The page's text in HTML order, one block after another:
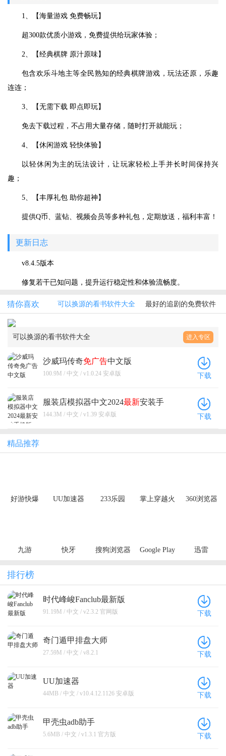
1、【海量游戏 免费畅玩】
超300款优质小游戏，免费提供给玩家体验；
2、【经典棋牌 原汁原味】
包含欢乐斗地主等全民熟知的经典棋牌游戏，玩法还原，乐趣
连连；
3、【无需下载 即点即玩】
免去下载过程，不占用大量存储，随时打开就能玩；
4、【休闲游戏 轻快体验】
以轻休闲为主的玩法设计，让玩家轻松上手并长时间保持兴
趣；
5、【丰厚礼包 助你超神】
提供Q币、蓝钻、视频会员等多种礼包，定期放送，福利丰富！
更新日志
v8.4.5版本
修复若干已知问题，提升运行稳定性和体验流畅度。
猜你喜欢 可以换源的看书软件大全 最好的追剧的免费软件
可以换源的看书软件大全 进入专区
沙威玛传奇免广告中文版
100.9M / 中文 / v1.0.24 安卓版 下载
服装店模拟器中文2024最新安装手
机版
144.3M / 中文 / v1.39 安卓版 下载
精品推荐
好游快爆 UU加速器 233乐园
掌上穿越火
360浏览器
九游 快牙
搜狗浏览器
Google Play
迅雷
排行榜
时代峰峻Fanclub最新版
91.19M / 中文 / v2.3.2 官网版 下载
奇门遁甲排盘大师
27.59M / 中文 / v8.2.1 下载
UU加速器
44MB / 中文 / v10.4.12.1126 安卓版 下载
甲壳虫adb助手
5.6MB / 中文 / v1.3.1 官方版 下载